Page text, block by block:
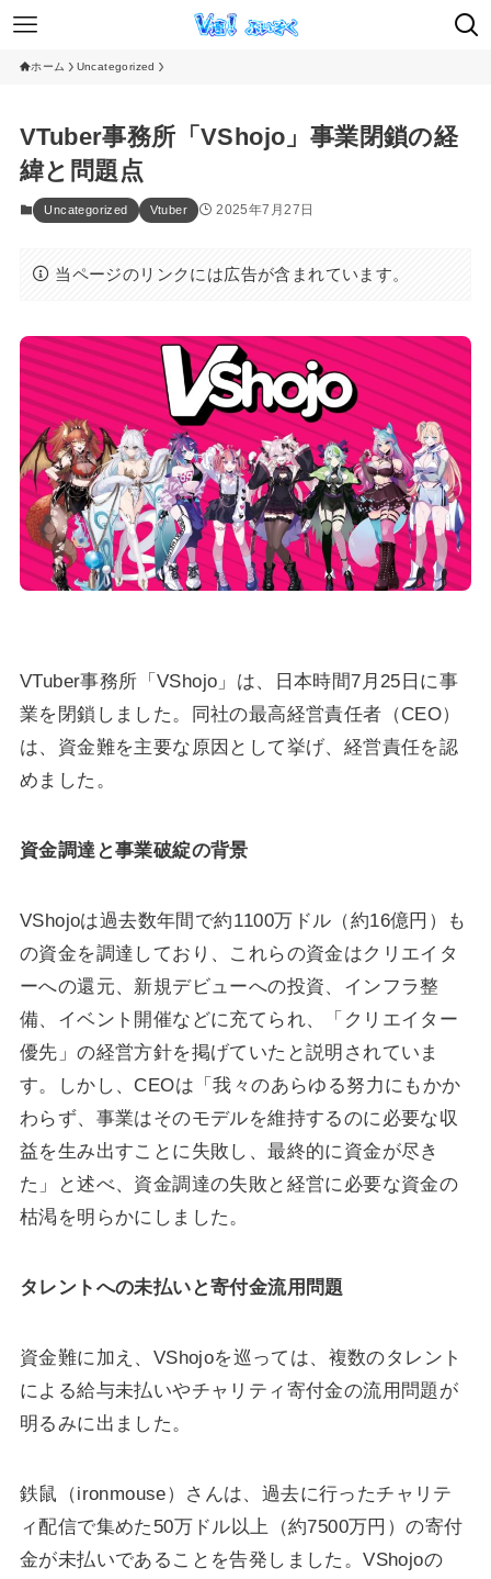
ホーム Uncategorized
VTuber事務所「VShojo」事業閉鎖の経
緯と問題点
Uncategorized Vtuber 2025年7月27日
当ページのリンクには広告が含まれています。
VTuber事務所「VShojo」は、日本時間7月25日に事
業を閉鎖しました。同社の最高経営責任者（CEO）
は、資金難を主要な原因として挙げ、経営責任を認
めました。
資金調達と事業破綻の背景
VShojoは過去数年間で約1100万ドル（約16億円）も
の資金を調達しており、これらの資金はクリエイタ
ーへの還元、新規デビューへの投資、インフラ整
備、イベント開催などに充てられ、「クリエイター
優先」の経営方針を掲げていたと説明されていま
す。しかし、CEOは「我々のあらゆる努力にもかか
わらず、事業はそのモデルを維持するのに必要な収
益を生み出すことに失敗し、最終的に資金が尽き
た」と述べ、資金調達の失敗と経営に必要な資金の
枯渇を明らかにしました。
タレントへの未払いと寄付金流用問題
資金難に加え、VShojoを巡っては、複数のタレント
による給与未払いやチャリティ寄付金の流用問題が
明るみに出ました。
鉄鼠（ironmouse）さんは、過去に行ったチャリテ
ィ配信で集めた50万ドル以上（約7500万円）の寄付
金が未払いであることを告発しました。VShojoの